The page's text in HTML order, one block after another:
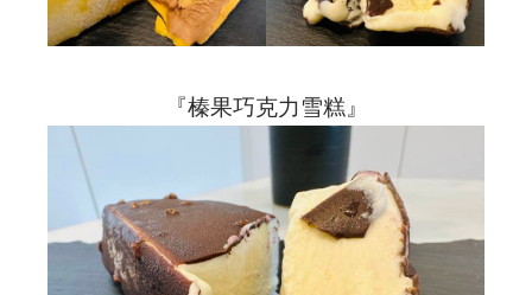
『榛果巧克力雪糕』